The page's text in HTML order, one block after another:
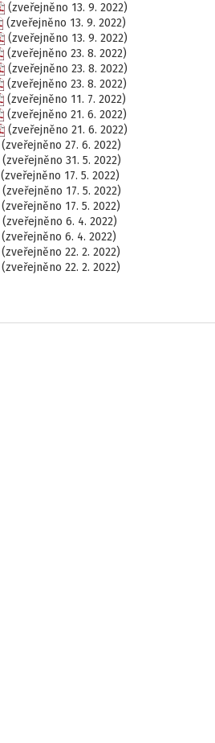
(zveřejněno 13. 9. 2022)
(zveřejněno 13. 9. 2022)
(zveřejněno 13. 9. 2022)
(zveřejněno 23. 8. 2022)
(zveřejněno 23. 8. 2022)
(zveřejněno 23. 8. 2022)
(zveřejněno 11. 7. 2022)
(zveřejněno 21. 6. 2022)
(zveřejněno 21. 6. 2022)
(zveřejněno 27. 6. 2022)
(zveřejněno 31. 5. 2022)
(zveřejněno 17. 5. 2022)
(zveřejněno 17. 5. 2022)
(zveřejněno 17. 5. 2022)
(zveřejněno 6. 4. 2022)
(zveřejněno 6. 4. 2022)
(zveřejněno 22. 2. 2022)
(zveřejněno 22. 2. 2022)